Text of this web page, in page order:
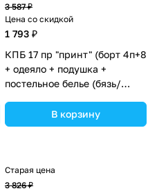
3 587 ₽
Цена со скидкой
1 793 ₽
КПБ 17 пр "принт" (борт 4п+8
+ одеяло + подушка +
постельное белье (бязь/
(№П207_4а8бб_05) цвета в
ассортименте.
В корзину
Старая цена
3 826 ₽